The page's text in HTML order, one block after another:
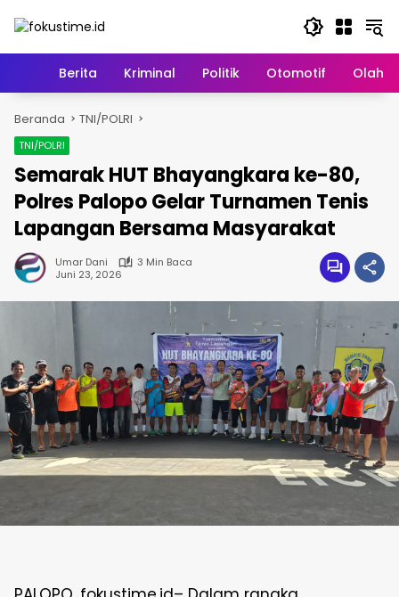
HomeBerita Kriminal Politik Otomotif
Beranda TNI/POLRI
TNI/POLRI
Semarak HUT Bhayangkara ke-80,
Polres Palopo Gelar Turnamen Tenis
Lapangan Bersama Masyarakat
Umar Dani
3 Min Baca
Juni 23, 2026